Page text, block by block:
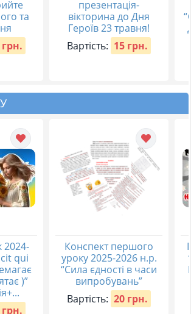
та
грн.
презентація-
вікторина до Дня
Героїв 23 травня!
Вартість: 15 грн.
qui
)”
Конспект першого
уроку 2025-2026 н.р.
“Сила єдності в часи
випробувань”
Вартість: 20 грн.